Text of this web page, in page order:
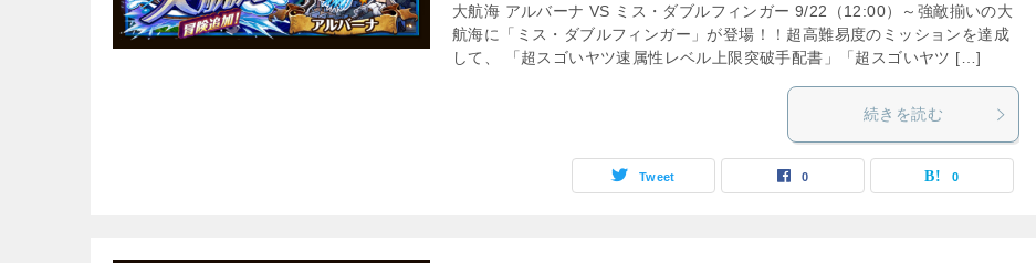
大航海 アルバーナ VS ミス・ダブルフィンガー 9/22（12:00）～強敵揃いの大
航海に「ミス・ダブルフィンガー」が登場！！超高難易度のミッションを達成
して、 「超スゴいヤツ速属性レベル上限突破手配書」「超スゴいヤツ […]
続きを読む
Tweet 0 0